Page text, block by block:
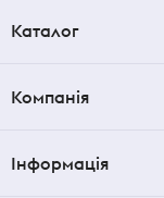
Каталог
Компанія
Інформація